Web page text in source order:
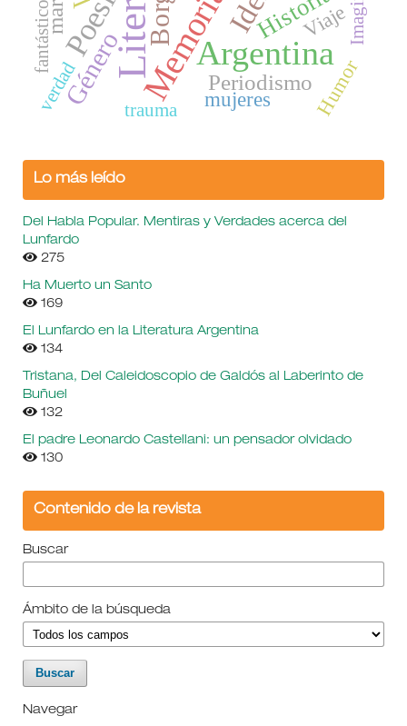
MemoriaArgentina
Poesía
Género Periodismo
mujeres
Viaje
Humor
fantástico
trauma
verdad
Lo más leído
Del Habla Popular. Mentiras y Verdades acerca del
Lunfardo
275
Ha Muerto un Santo
169
El Lunfardo en la Literatura Argentina
134
Tristana, Del Caleidoscopio de Galdós al Laberinto de
Buñuel
132
El padre Leonardo Castellani: un pensador olvidado
130
Contenido de la revista
Buscar
Ámbito de la búsqueda
Navegar